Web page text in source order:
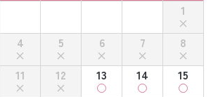
1
4 5 6 7
8
11 12 13 14
15